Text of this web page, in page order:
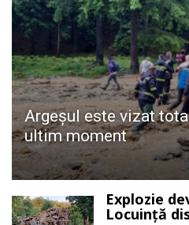
Argeșul este vizat
ultim moment
Explozie
Locuință